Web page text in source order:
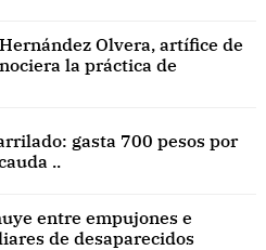
Olvera, artífice de
la práctica de
gasta 700 pesos por
..
entre empujones e
de desaparecidos